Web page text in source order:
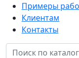
Примеры
Клиентам
Контакты